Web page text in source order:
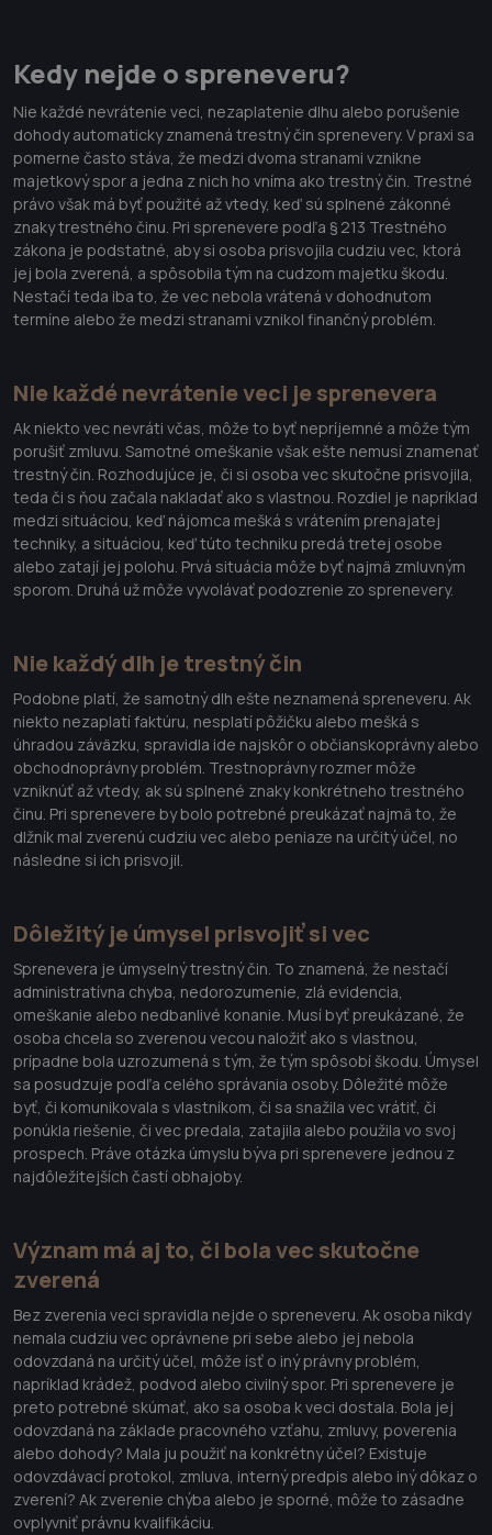
Kedy nejde o spreneveru?
Nie každé nevrátenie veci, nezaplatenie dlhu alebo porušenie
dohody automaticky znamená trestný čin sprenevery. V praxi sa
pomerne často stáva, že medzi dvoma stranami vznikne
majetkový spor a jedna z nich ho vníma ako trestný čin. Trestné
právo však má byť použité až vtedy, keď sú splnené zákonné
znaky trestného činu. Pri sprenevere podľa § 213 Trestného
zákona je podstatné, aby si osoba prisvojila cudziu vec, ktorá
jej bola zverená, a spôsobila tým na cudzom majetku škodu.
Nestačí teda iba to, že vec nebola vrátená v dohodnutom
termíne alebo že medzi stranami vznikol finančný problém.
Nie každé nevrátenie veci je sprenevera
Ak niekto vec nevráti včas, môže to byť nepríjemné a môže tým
porušiť zmluvu. Samotné omeškanie však ešte nemusí znamenať
trestný čin. Rozhodujúce je, či si osoba vec skutočne prisvojila,
teda či s ňou začala nakladať ako s vlastnou. Rozdiel je napríklad
medzi situáciou, keď nájomca mešká s vrátením prenajatej
techniky, a situáciou, keď túto techniku predá tretej osobe
alebo zatají jej polohu. Prvá situácia môže byť najmä zmluvným
sporom. Druhá už môže vyvolávať podozrenie zo sprenevery.
Nie každý dlh je trestný čin
Podobne platí, že samotný dlh ešte neznamená spreneveru. Ak
niekto nezaplatí faktúru, nesplatí pôžičku alebo mešká s
úhradou záväzku, spravidla ide najskôr o občianskoprávny alebo
obchodnoprávny problém. Trestnoprávny rozmer môže
vzniknúť až vtedy, ak sú splnené znaky konkrétneho trestného
činu. Pri sprenevere by bolo potrebné preukázať najmä to, že
dlžník mal zverenú cudziu vec alebo peniaze na určitý účel, no
následne si ich prisvojil.
Dôležitý je úmysel prisvojiť si vec
Sprenevera je úmyselný trestný čin. To znamená, že nestačí
administratívna chyba, nedorozumenie, zlá evidencia,
omeškanie alebo nedbanlivé konanie. Musí byť preukázané, že
osoba chcela so zverenou vecou naložiť ako s vlastnou,
prípadne bola uzrozumená s tým, že tým spôsobí škodu. Úmysel
sa posudzuje podľa celého správania osoby. Dôležité môže
byť, či komunikovala s vlastníkom, či sa snažila vec vrátiť, či
ponúkla riešenie, či vec predala, zatajila alebo použila vo svoj
prospech. Práve otázka úmyslu býva pri sprenevere jednou z
najdôležitejších častí obhajoby.
Význam má aj to, či bola vec skutočne
zverená
Bez zverenia veci spravidla nejde o spreneveru. Ak osoba nikdy
nemala cudziu vec oprávnene pri sebe alebo jej nebola
odovzdaná na určitý účel, môže ísť o iný právny problém,
napríklad krádež, podvod alebo civilný spor. Pri sprenevere je
preto potrebné skúmať, ako sa osoba k veci dostala. Bola jej
odovzdaná na základe pracovného vzťahu, zmluvy, poverenia
alebo dohody? Mala ju použiť na konkrétny účel? Existuje
odovzdávací protokol, zmluva, interný predpis alebo iný dôkaz o
zverení? Ak zverenie chýba alebo je sporné, môže to zásadne
ovplyvniť právnu kvalifikáciu.